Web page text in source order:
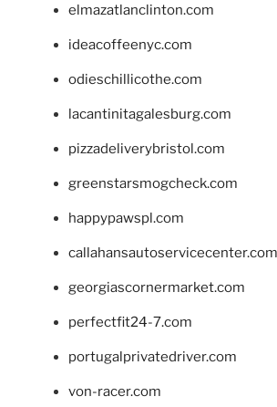
elmazatlanclinton.com
ideacoffeenyc.com
odieschillicothe.com
lacantinitagalesburg.com
pizzadeliverybristol.com
greenstarsmogcheck.com
happypawspl.com
callahansautoservicecenter.com
georgiascornermarket.com
perfectfit24-7.com
portugalprivatedriver.com
von-racer.com